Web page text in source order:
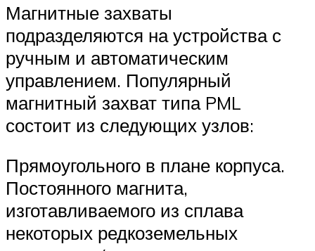
Магнитные захваты
подразделяются на устройства с
ручным и автоматическим
управлением. Популярный
магнитный захват типа PML
состоит из следующих узлов:
Прямоугольного в плане корпуса.
Постоянного магнита,
изготавливаемого из сплава
некоторых редкоземельных